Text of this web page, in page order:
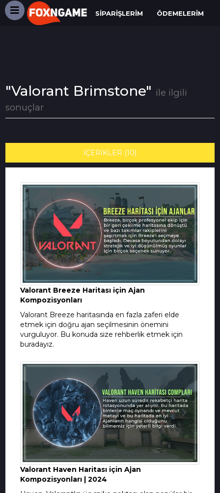
SIPARIŞLERIM ÖDEMELERIM
"Valorant Brimstone" ile ilgili
sonuçlar
İÇERİKLER (10)
Valorant Breeze Haritası için Ajan
Kompozisyonları
Valorant Breeze haritasında en fazla zaferi elde
etmek için doğru ajan seçilmesinin önemini
vurguluyor. Bu konuda size rehberlik etmek için
buradayız.
Valorant Haven Haritası için Ajan
Kompozisyonları | 2024